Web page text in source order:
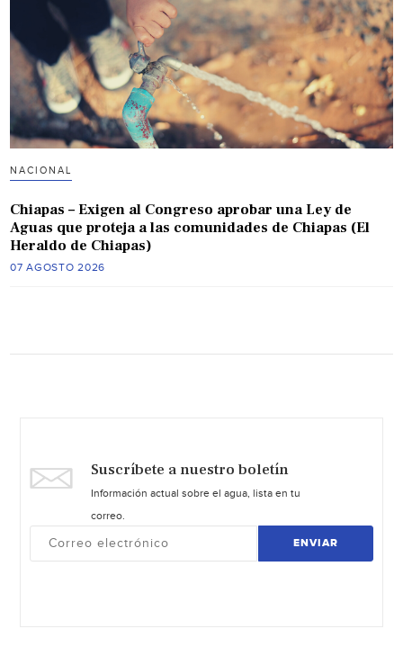
NACIONAL
Chiapas – Exigen al Congreso aprobar una Ley de
Aguas que proteja a las comunidades de Chiapas (El
Heraldo de Chiapas)
07 AGOSTO 2026
Suscríbete a nuestro boletín
Información actual sobre el agua, lista en tu
correo.
ENVIAR